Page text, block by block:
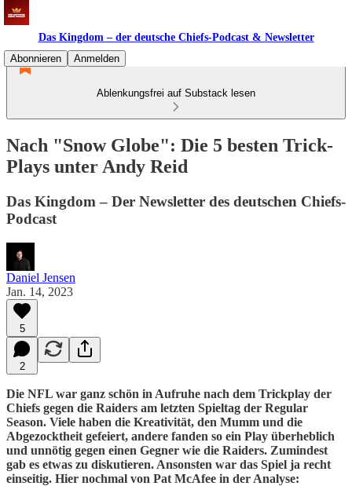
Das Kingdom – der deutsche Chiefs-Podcast & Newsletter
Abonnieren
Anmelden
Ablenkungsfrei auf Substack lesen
Nach "Snow Globe": Die 5 besten Trick-
Plays unter Andy Reid
Das Kingdom – Der Newsletter des deutschen Chiefs-
Podcast
Daniel Jensen
Jan. 14, 2023
5
2
Die NFL war ganz schön in Aufruhe nach dem Trickplay der
Chiefs gegen die Raiders am letzten Spieltag der Regular
Season. Viele haben die Kreativität, den Mumm und die
Abgezocktheit gefeiert, andere fanden so ein Play überheblich
und unnötig gegen einen Gegner wie die Raiders. Zumindest
gab es etwas zu diskutieren. Ansonsten war das Spiel ja recht
einseitig. Hier nochmal von Pat McAfee in der Analyse: